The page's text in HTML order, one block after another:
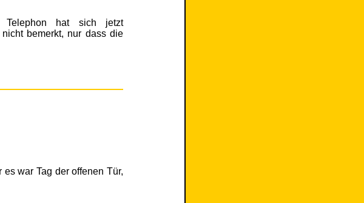
Telephon hat sich jetzt
bemerkt, nur dass die
war Tag der offenen Tür,